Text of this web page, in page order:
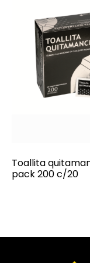
Toallita
pack 200 c/20